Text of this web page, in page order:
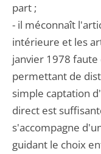
part ;
- il méconnaît
intérieure et les
janvier 1978
permettant de
simple captation
direct est
s'accompagne
guidant le choix